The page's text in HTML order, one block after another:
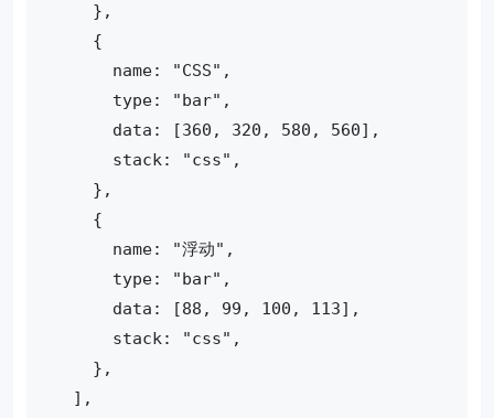
},
{
name: "CSS",
type: "bar",
data: [360, 320, 580, 560],
stack: "css",
},
{
name: "浮动",
type: "bar",
data: [88, 99, 100, 113],
stack: "css",
},
],